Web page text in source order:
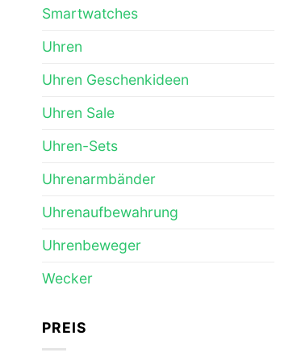
Smartwatches
Uhren
Uhren Geschenkideen
Uhren Sale
Uhren-Sets
Uhrenarmbänder
Uhrenaufbewahrung
Uhrenbeweger
Wecker
PREIS